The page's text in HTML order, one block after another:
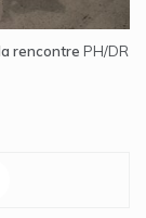
rencontre PH/DR